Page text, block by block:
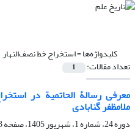
کلیدواژه‌ها =استخراج خط نصف‌النهار
تعداد مقالات: 1
معرفی رسالۀ الحاتمیة در
ملامظفر گنابادی
دوره 24، شماره 1، شهریور 1405، صفحه